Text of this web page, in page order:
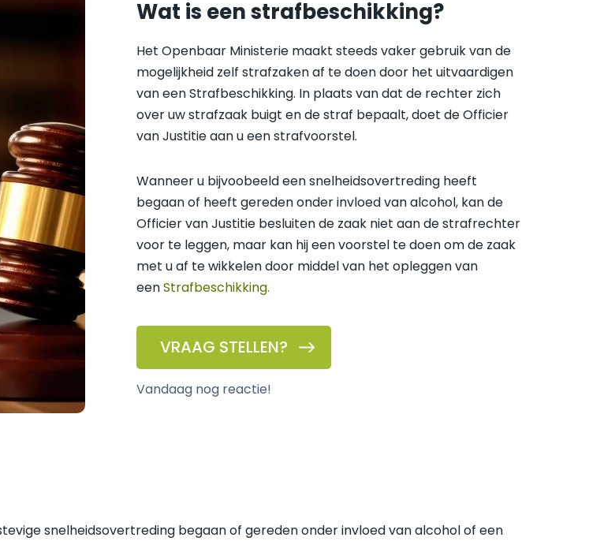
Wat is een strafbeschikking?
Het Openbaar Ministerie maakt steeds vaker gebruik van de
mogelijkheid zelf strafzaken af te doen door het uitvaardigen
van een Strafbeschikking. In plaats van dat de rechter zich
over uw strafzaak buigt en de straf bepaalt, doet de Officier
van Justitie aan u een strafvoorstel.
Wanneer u bijvoobeeld een snelheidsovertreding heeft
begaan of heeft gereden onder invloed van alcohol, kan de
Officier van Justitie besluiten de zaak niet aan de strafrechter
voor te leggen, maar kan hij een voorstel te doen om de zaak
met u af te wikkelen door middel van het opleggen van
eenStrafbeschikking.
VRAAG STELLEN?
vandaag nog reactie!
snelheidsovertreding begaan of gereden onder invloed van alcohol of een